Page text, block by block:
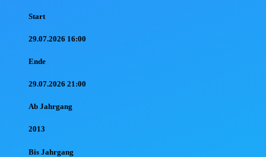
Start
29.07.2026 16:00
Ende
29.07.2026 21:00
Ab Jahrgang
2013
Bis Jahrgang